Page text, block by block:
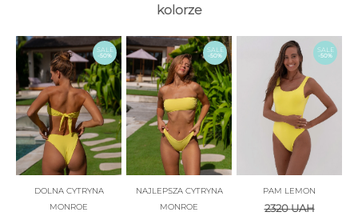
kolorze
SALE
-50%
DOLNA CYTRYNA
MONROE
SALE
-50%
NAJLEPSZA CYTRYNA
MONROE
SALE
-50%
PAM LEMON
2320UAH